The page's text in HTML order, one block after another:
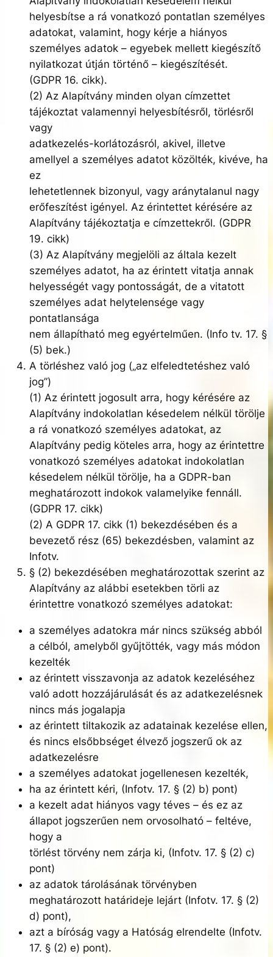
helyesbítse a rá vonatkozó pontatlan személyes
adatokat, valamint, hogy kérje a hiányos
személyes adatok – egyebek mellett kiegészítő
nyilatkozat útján történő – kiegészítését.
(GDPR 16. cikk).
(2) Az Alapítvány minden olyan címzettet
tájékoztat valamennyi helyesbítésről, törlésről
vagy
adatkezelés-korlátozásról, akivel, illetve
amellyel a személyes adatot közölték, kivéve, ha
ez
lehetetlennek bizonyul, vagy aránytalanul nagy
erőfeszítést igényel. Az érintettet kérésére az
Alapítvány tájékoztatja e címzettekről. (GDPR
19. cikk)
(3) Az Alapítvány megjelöli az általa kezelt
személyes adatot, ha az érintett vitatja annak
helyességét vagy pontosságát, de a vitatott
személyes adat helytelensége vagy
pontatlansága
nem állapítható meg egyértelműen. (Info tv. 17. §
(5) bek.)
A törléshez való jog („az elfeledtetéshez való
jog”)
(1) Az érintett jogosult arra, hogy kérésére az
Alapítvány indokolatlan késedelem nélkül törölje
a rá vonatkozó személyes adatokat, az
Alapítvány pedig köteles arra, hogy az érintettre
vonatkozó személyes adatokat indokolatlan
késedelem nélkül törölje, ha a GDPR-ban
meghatározott indokok valamelyike fennáll.
(GDPR 17. cikk)
(2) A GDPR 17. cikk (1) bekezdésében és a
bevezető rész (65) bekezdésben, valamint az
Infotv.
§ (2) bekezdésében meghatározottak szerint az
Alapítvány az alábbi esetekben törli az
érintettre vonatkozó személyes adatokat:
a személyes adatokra már nincs szükség abból
a célból, amelyből gyűjtötték, vagy más módon
kezelték
az érintett visszavonja az adatok kezeléséhez
való adott hozzájárulását és az adatkezelésnek
nincs más jogalapja
az érintett tiltakozik az adatainak kezelése ellen,
és nincs elsőbbséget élvező jogszerű ok az
adatkezelésre
a személyes adatokat jogellenesen kezelték,
ha az érintett kéri, (Infotv. 17. § (2) b) pont)
a kezelt adat hiányos vagy téves – és ez az
állapot jogszerűen nem orvosolható – feltéve,
hogy a
törlést törvény nem zárja ki, (Infotv. 17. § (2) c)
pont)
az adatok tárolásának törvényben
meghatározott határideje lejárt (Infotv. 17. § (2)
d) pont),
azt a bíróság vagy a Hatóság elrendelte (Infotv.
17. § (2) e) pont).